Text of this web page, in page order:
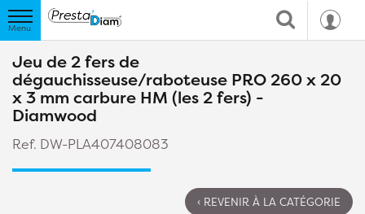
Jeu de 2 fers de
dégauchisseuse/raboteuse PRO 260 x 20
x 3 mm carbure HM (les 2 fers) -
Diamwood
Ref. DW-PLA407408083
‹ REVENIR À LA CATÉGORIE